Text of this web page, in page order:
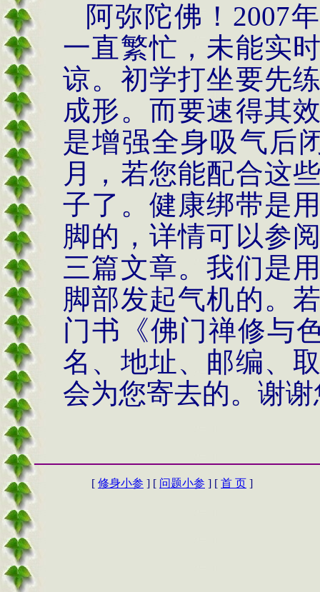
阿弥陀佛！ 2007
一直繁忙，未能实
谅。初学打坐要先
成形。而要速得其
是增强全身吸气后
月，若您能配合这
子了。健康绑带是
脚的，详情可以参
三篇文章。我们是
脚部发起气机的。
门书《佛门禅修与
名、地址、邮编、
会为您寄去的。谢
[ 修身小参 ] [ 问题小参 ] [ 首 页 ]